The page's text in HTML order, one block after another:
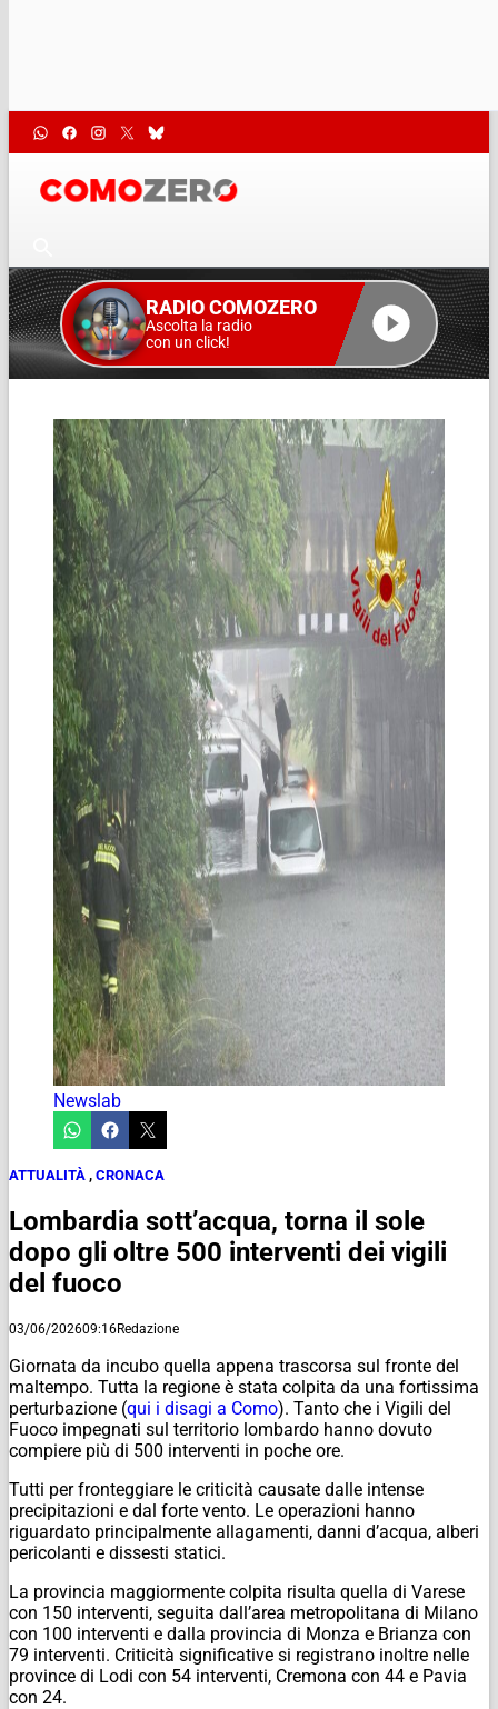
RADIO COMOZERO
Ascolta la radio
con un click!
Newslab
ATTUALITÀ , CRONACA
Lombardia sott’acqua, torna il sole
dopo gli oltre 500 interventi dei vigili
del fuoco
03/06/202609:16Redazione
Giornata da incubo quella appena trascorsa sul fronte del
maltempo. Tutta la regione è stata colpita da una fortissima
perturbazione (qui i disagi a Como). Tanto che i Vigili del
Fuoco impegnati sul territorio lombardo hanno dovuto
compiere più di 500 interventi in poche ore.
Tutti per fronteggiare le criticità causate dalle intense
precipitazioni e dal forte vento. Le operazioni hanno
riguardato principalmente allagamenti, danni d’acqua, alberi
pericolanti e dissesti statici.
La provincia maggiormente colpita risulta quella di Varese
con 150 interventi, seguita dall’area metropolitana di Milano
con 100 interventi e dalla provincia di Monza e Brianza con
79 interventi. Criticità significative si registrano inoltre nelle
province di Lodi con 54 interventi, Cremona con 44 e Pavia
con 24.